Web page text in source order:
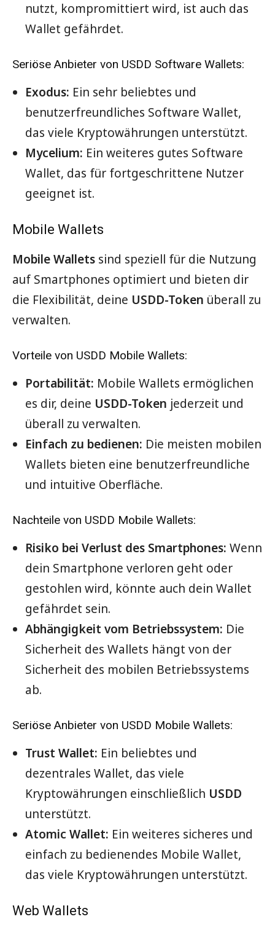
nutzt, kompromittiert wird, ist auch das
Wallet gefährdet.
Seriöse Anbieter von USDD Software Wallets:
Exodus: Ein sehr beliebtes und
benutzerfreundliches Software Wallet,
das viele Kryptowährungen unterstützt.
Mycelium: Ein weiteres gutes Software
Wallet, das für fortgeschrittene Nutzer
geeignet ist.
Mobile Wallets
Mobile Wallets sind speziell für die Nutzung
auf Smartphones optimiert und bieten dir
die Flexibilität, deine USDD-Token überall zu
verwalten.
Vorteile von USDD Mobile Wallets:
Portabilität: Mobile Wallets ermöglichen
es dir, deine USDD-Token jederzeit und
überall zu verwalten.
Einfach zu bedienen: Die meisten mobilen
Wallets bieten eine benutzerfreundliche
und intuitive Oberfläche.
Nachteile von USDD Mobile Wallets:
Risiko bei Verlust des Smartphones: Wenn
dein Smartphone verloren geht oder
gestohlen wird, könnte auch dein Wallet
gefährdet sein.
Abhängigkeit vom Betriebssystem: Die
Sicherheit des Wallets hängt von der
Sicherheit des mobilen Betriebssystems
ab.
Seriöse Anbieter von USDD Mobile Wallets:
Trust Wallet: Ein beliebtes und
dezentrales Wallet, das viele
Kryptowährungen einschließlich USDD
unterstützt.
Atomic Wallet: Ein weiteres sicheres und
einfach zu bedienendes Mobile Wallet,
das viele Kryptowährungen unterstützt.
Web Wallets